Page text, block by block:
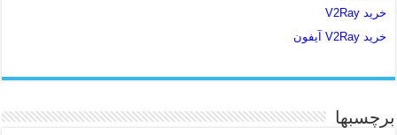
خرید V2Ray
خرید V2Ray آیفون
برچسبها